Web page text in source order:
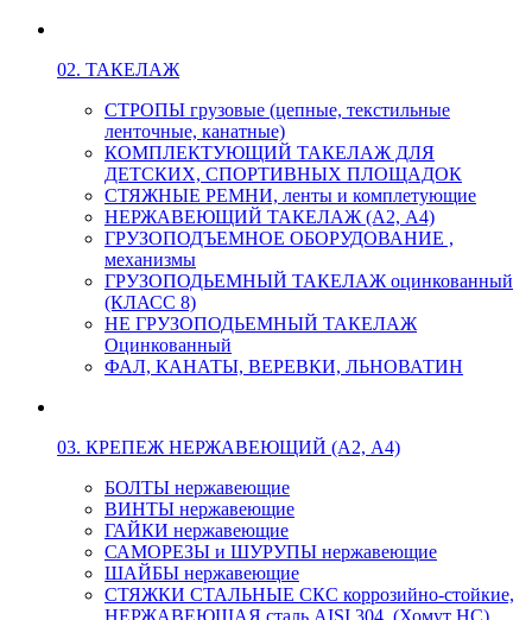
02. ТАКЕЛАЖ
СТРОПЫ грузовые (цепные, текстильные
ленточные, канатные)
КОМПЛЕКТУЮЩИЙ ТАКЕЛАЖ ДЛЯ
ДЕТСКИХ, СПОРТИВНЫХ ПЛОЩАДОК
СТЯЖНЫЕ РЕМНИ, ленты и комплетующие
НЕРЖАВЕЮЩИЙ ТАКЕЛАЖ (А2, А4)
ГРУЗОПОДЪЕМНОЕ ОБОРУДОВАНИЕ ,
механизмы
ГРУЗОПОДЬЕМНЫЙ ТАКЕЛАЖ оцинкованный
(КЛАСС 8)
НЕ ГРУЗОПОДЬЕМНЫЙ ТАКЕЛАЖ
Оцинкованный
ФАЛ, КАНАТЫ, ВЕРЕВКИ, ЛЬНОВАТИН
03. КРЕПЕЖ НЕРЖАВЕЮЩИЙ (А2, А4)
БОЛТЫ нержавеющие
ВИНТЫ нержавеющие
ГАЙКИ нержавеющие
САМОРЕЗЫ и ШУРУПЫ нержавеющие
ШАЙБЫ нержавеющие
СТЯЖКИ СТАЛЬНЫЕ СКС коррозийно-стойкие,
НЕРЖАВЕЮЩАЯ сталь AISI 304, (Хомут НС)